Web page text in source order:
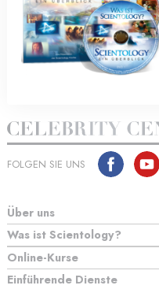
FOLGEN SIE UNS
Über uns
Was ist Scientology?
Online-Kurse
Einführende Dienste